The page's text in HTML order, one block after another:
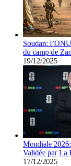
Soudan:
du camp de
19/12/2025
Mondiale
Validée par La
17/12/2025